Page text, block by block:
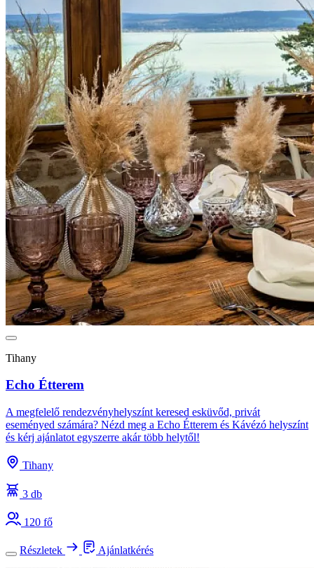
Tihany
Echo Étterem
A megfelelő rendezvényhelyszínt keresed esküvőd, privát
eseményed számára? Nézd meg a Echo Étterem és Kávézó helyszínt
és kérj ajánlatot egyszerre akár több helytől!
Tihany
3 db
120 fő
Részletek Ajánlatkérés